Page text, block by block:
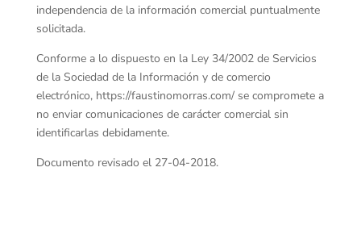
independencia de la información comercial puntualmente
solicitada.
Conforme a lo dispuesto en la Ley 34/2002 de Servicios
de la Sociedad de la Información y de comercio
electrónico, https://faustinomorras.com/ se compromete a
no enviar comunicaciones de carácter comercial sin
identificarlas debidamente.
Documento revisado el 27-04-2018.